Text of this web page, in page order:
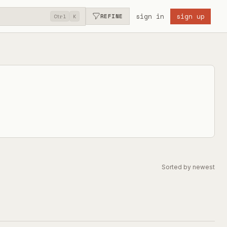
Ctrl K REFINE sign in sign up
Sorted by newest